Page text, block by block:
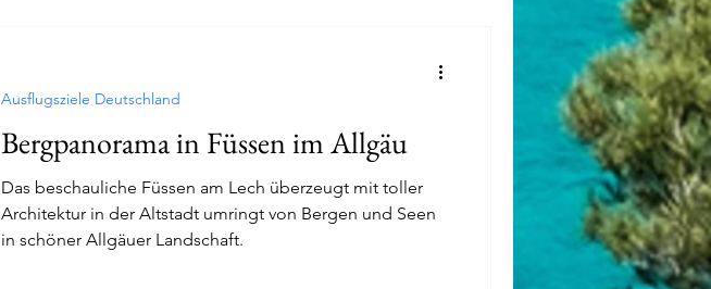
Bergpanorama in Füssen im Allgäu
Das beschauliche Füssen am Lech überzeugt mit toller
Architektur in der Altstadt umringt von Bergen und Seen
in schöner Allgäuer Landschaft.
Ausflugsziele Deutschland